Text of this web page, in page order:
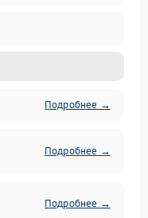
Подробнее →
Подробнее →
Подробнее →